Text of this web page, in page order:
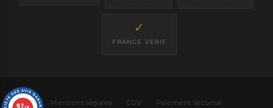
✓
FRANCE VERIF
Mentions légales CGV Paiement sécurisé
9.7